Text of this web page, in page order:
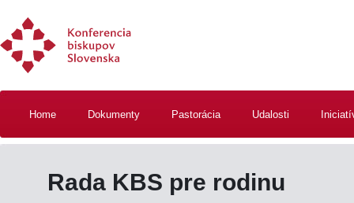
Home Dokumenty Pastorácia Udalosti
Rada KBS pre rodinu